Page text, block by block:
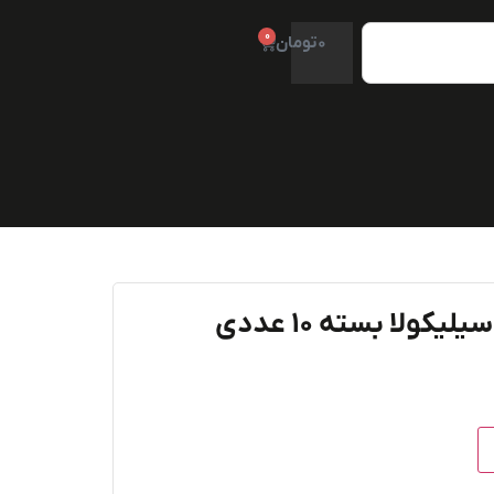
0تومان 0
بسته ۱۰ عددی